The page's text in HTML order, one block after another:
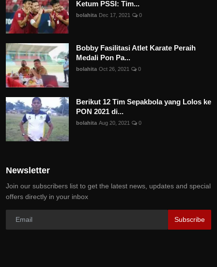
Ketum PSSI: Tim...
bolahita Dec 17, 2021 0
Bobby Fasilitasi Atlet Karate Peraih
Medali Pon Pa...
bolahita Oct 26, 2021 0
Berikut 12 Tim Sepakbola yang Lolos ke
PON 2021 di...
bolahita Aug 20, 2021 0
Newsletter
Join our subscribers list to get the latest news, updates and special
offers directly in your inbox
Subscribe